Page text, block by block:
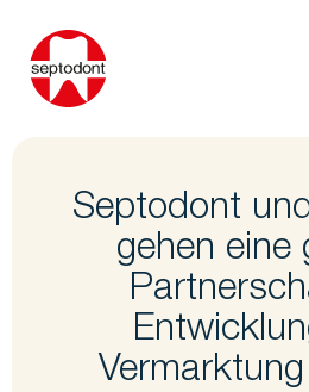
Septodont
gehen eine